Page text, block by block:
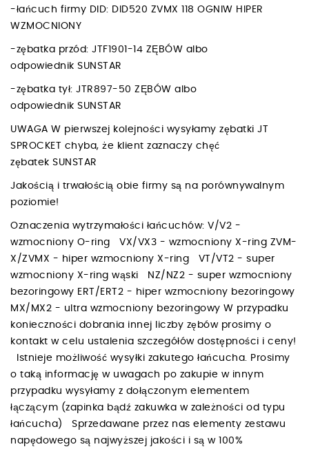
-łańcuch firmy DID: DID520 ZVMX 118 OGNIW HIPER
WZMOCNIONY
-zębatka przód: JTF1901-14 ZĘBÓW albo
odpowiednik SUNSTAR
-zębatka tył: JTR897-50 ZĘBÓW albo
odpowiednik SUNSTAR
UWAGA W pierwszej kolejności wysyłamy zębatki JT
SPROCKET chyba, że klient zaznaczy chęć
zębatek SUNSTAR
Jakością i trwałością obie firmy są na porównywalnym
poziomie!
Oznaczenia wytrzymałości łańcuchów: V/V2 -
wzmocniony O-ring VX/VX3 - wzmocniony X-ring ZVM-
X/ZVMX - hiper wzmocniony X-ring VT/VT2 - super
wzmocniony X-ring wąski NZ/NZ2 - super wzmocniony
bezoringowy ERT/ERT2 - hiper wzmocniony bezoringowy
MX/MX2 - ultra wzmocniony bezoringowy W przypadku
konieczności dobrania innej liczby zębów prosimy o
kontakt w celu ustalenia szczegółów dostępności i ceny!
Istnieje możliwość wysyłki zakutego łańcucha. Prosimy
o taką informację w uwagach po zakupie w innym
przypadku wysyłamy z dołączonym elementem
łączącym (zapinka bądź zakuwka w zależności od typu
łańcucha) Sprzedawane przez nas elementy zestawu
napędowego są najwyższej jakości i są w 100%